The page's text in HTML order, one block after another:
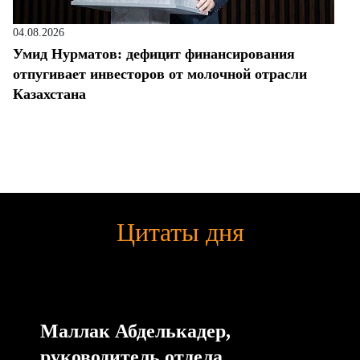
04.08.2026
Умид Нурматов: дефицит финансирования
отпугивает инвесторов от молочной отрасли
Казахстана
Цитаты дня
Маллак Абделькадер,